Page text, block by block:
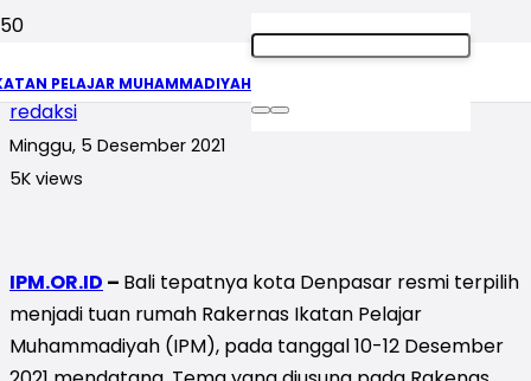
PELAJAR MUHAMMADIYAH
Logo Rakernas IPM 2021
redaksi
Minggu, 5 Desember 2021
5K views
IPM.OR.ID – Bali tepatnya kota Denpasar resmi terpilih
menjadi tuan rumah Rakernas Ikatan Pelajar
Muhammadiyah (IPM), pada tanggal 10-12 Desember